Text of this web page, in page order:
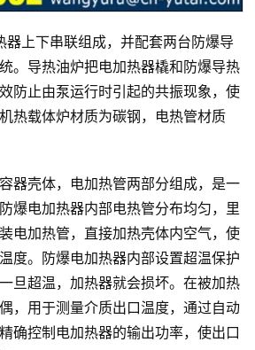
器上下串联组成，并配套两台防爆导
。导热油炉把电加热器橇和防爆导热
防止由泵运行时引起的共振现象，使
热载体炉材质为碳钢，电热管材质
器壳体，电加热管两部分组成，是一
爆电加热器内部电热管分布均匀，里
电加热管，直接加热壳体内空气，使
度。防爆电加热器内部设置超温保护
旦超温，加热器就会损坏。在被加热
，用于测量介质出口温度，通过自动
确控制电加热器的输出功率，使出口